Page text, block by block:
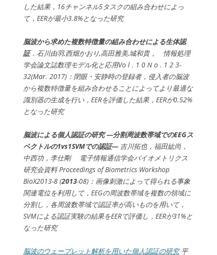
した結果，16チャンネル5タスクの組み合わせによっ
て，EERが最小3.8%となった研究
脳波から求めた複数特徴量の組み合わせによる生体認
証．石川由羽,西畑かおり,高田雅美,城和貴， 情報処理
学会論文誌数理モデル化と応用Vo l . 1 0 N o . 1 2 3-
32(Mar. 2017)：閉眼・安静時の登録者，侵入者の脳波
から複数特徴量を組み合わせることによってより最適な
識別器の生成を行い，EERを評価した結果，EERが0.52%
となった研究
脳波による個人認証の研究 —分割周波数帯域でのEEGス
ペクトルの1vs1SVMでの認証— 吉川拓也，福田紘尚，
中西功，李仕剛 電子情報通信学会バイオメトリクス
研究会資料 Proceedings of Biometrics Workshop
BioX2013-8 (2013-08)：画像刺激によって得られる事象
関連電位を利用して，EEGの周波数帯域を複数の領域に
分割し，各周波数帯域で認証率が高いものを用いて，
SVMによる認証実験の結果をEERで評価し，EERが31%と
なった研究
脳波のウェーブレット解析を用いた個人認証の研究平